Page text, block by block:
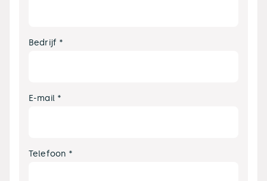
Bedrijf *
E-mail *
Telefoon *